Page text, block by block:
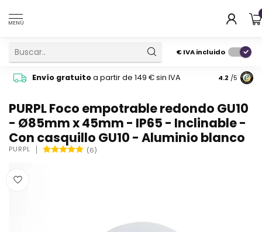
MENÚ
€IVA incluido
Envío gratuitoa partir de 149 € sin IVA Pide
4.2 /5
PURPL Foco empotrable redondo GU10
- Ø85mm x 45mm - IP65 - Inclinable -
Con casquillo GU10 - Aluminio blanco
PURPL (6)